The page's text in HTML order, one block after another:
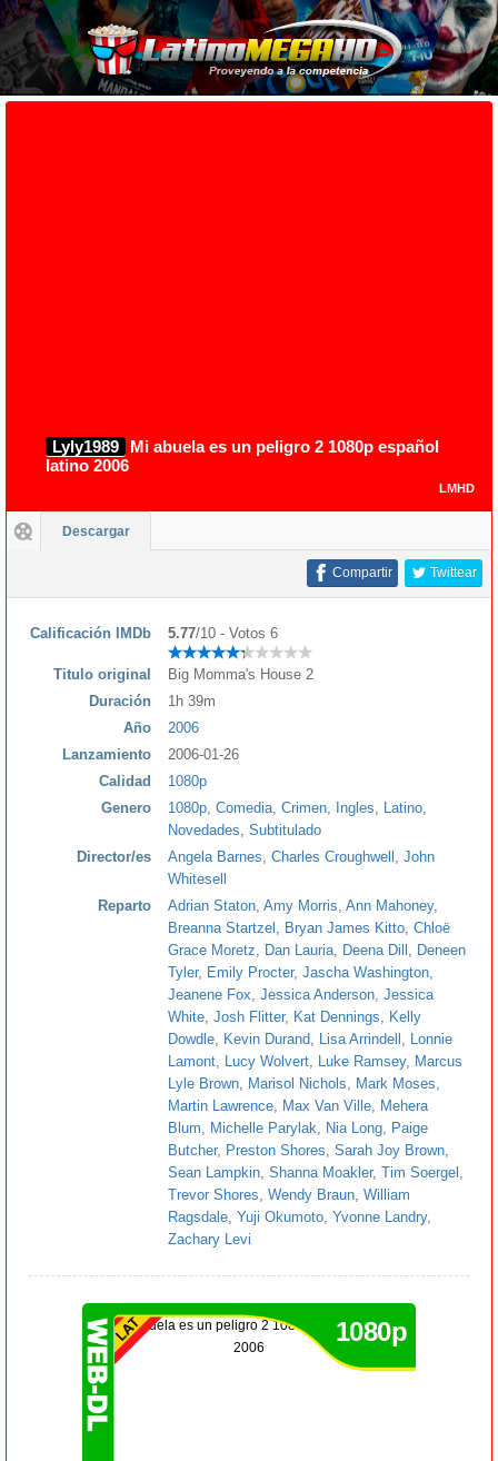
Lyly1989
Mi abuela es un peligro 2 1080p español
latino 2006
LMHD
Descargar
Twittear
Compartir
Calificación IMDb 5.77/10 - Votos 6
Titulo original
Big Momma's House 2
Duración
1h 39m
Año
2006
Lanzamiento
2006-01-26
Calidad
1080p
Genero
1080p Comedia Crimen Ingles Latino
Novedades Subtitulado
Director/es
Angela Barnes Charles Croughwell
John
Whitesell
Reparto
Adrian Staton Amy Morris Ann Mahoney,
Breanna Startzel
Bryan James Kitto Chloë
Grace Moretz
Dan Lauria Deena Dill
Deneen
Tyler, Emily Procter, Jascha Washington
Jeanene Fox Jessica Anderson Jessica
White Josh Flitter, Kat Dennings
Kelly
Dowdle
Kevin Durand Lisa Arrindell
Lonnie
Lamont
Lucy Wolvert Luke Ramsey, Marcus
Lyle Brown
Marisol Nichols Mark Moses
Martin Lawrence
Max Van Ville
Mehera
Blum
Michelle Parylak Nia Long
Paige
Butcher, Preston Shores Sarah Joy Brown
Sean Lampkin Shanna Moakler, Tim Soergel
Trevor Shores Wendy Braun William
Ragsdale Yuji Okumoto Yvonne Landry,
Zachary Levi
1080p